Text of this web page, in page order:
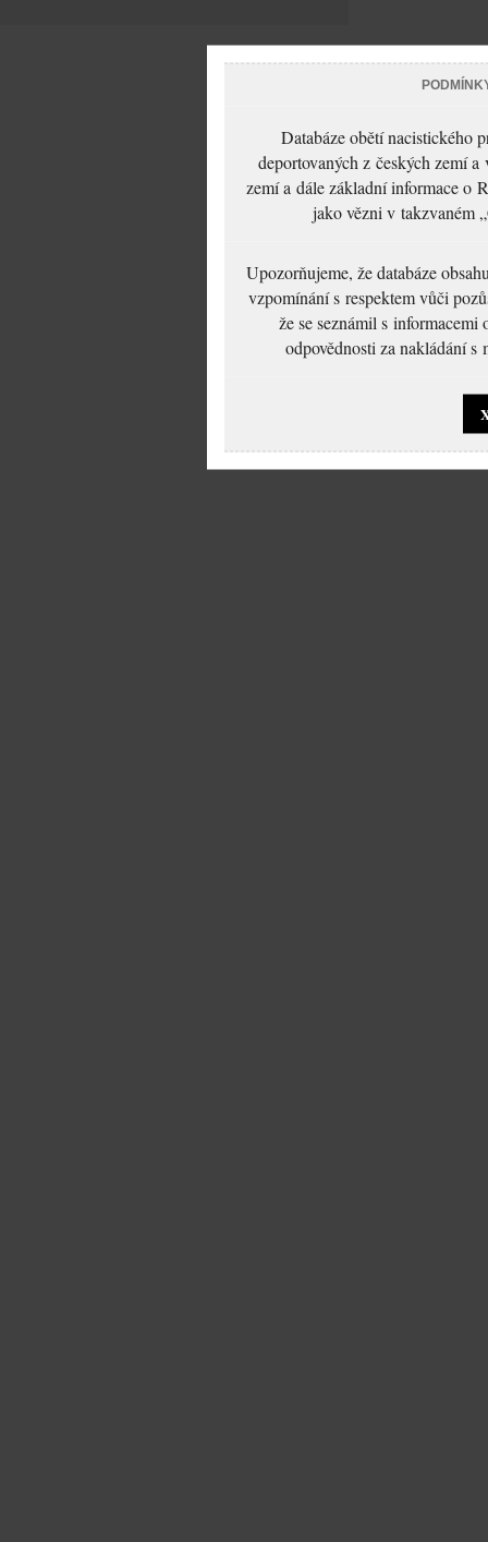
Databáze obětí nacistického
deportovaných z českých zemí
zemí a dále základní informace o
jako vězni v takzvaném
Upozorňujeme, že databáze
vzpomínání s respektem vůči
že se seznámil s
odpovědnosti za nakládání